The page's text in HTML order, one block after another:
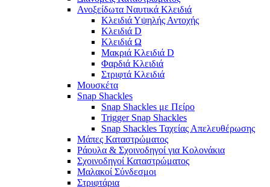
Ανοξείδωτα Ναυτικά Κλειδιά
Κλειδιά Υψηλής Αντοχής
Κλειδιά D
Κλειδιά Ω
Μακριά Κλειδιά D
Φαρδιά Κλειδιά
Στριφτά Κλειδιά
Μουσκέτα
Snap Shackles
Snap Shackles με Πείρο
Trigger Snap Shackles
Snap Shackles Ταχείας Απελευθέρωσης
Μάπες Καταστρώματος
Ράουλα & Σχοινοδηγοί για Κολονάκια
Σχοινοδηγοί Καταστρώματος
Μαλακοί Σύνδεσμοι
Στριφτάρια